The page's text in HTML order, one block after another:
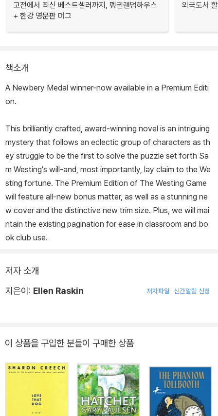
고전에서 최신 베스트셀러까지, 펭귄랜덤하우스
+ 한강 영문판 머그
외국도서
책소개
A Newbery Medal winner-now available in a Premium Editi
on.
This brilliantly crafted, award-winning novel is an intriguing
mystery that follows an eclectic group of characters as th
ey struggle to be the first to solve the puzzle set forth Sa
m Westing's will-and, most importantly, lay claim to the We
sting fortune. The Premium Edition of The Westing Game
will feature all-new bonus matter, as well as a stunning ne
w cover and the distinctive new trim size. Plus, we will mai
ntain the existing pagination for ease in classroom and bo
ok club use.
저자 소개
지은이: Ellen Raskin 저자파일 신간알림 신청
이 상품을 구입한 분들이 구매한 상품